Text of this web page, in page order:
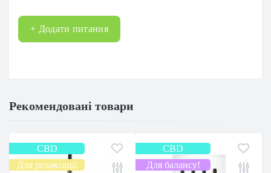
+ Додати питання
Рекомендовані товари
CBD
Для релаксації
CBD
Для балансу!